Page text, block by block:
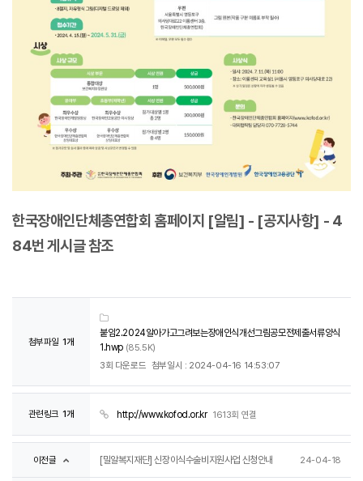
한국장애인단체총연합회 홈페이지 [알림] - [공지사항] - 4
84번 게시글 참조
첨부파일 1개
붙임2.2024알아가고그려보는장애인식개선그림공모전제출서류양식
1.hwp (85.5K)
3회 다운로드 첨부일시 : 2024-04-16 14:53:07
관련링크 1개 http://www.kofod.or.kr 1613회 연결
이전글 [밀알복지재단] 신장이식수술비지원사업 신청안내 24-04-18